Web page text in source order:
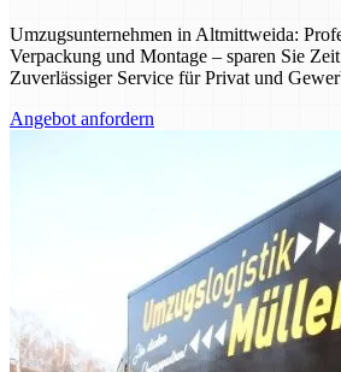
Umzugsunternehmen in Altmittweida:
Verpackung und Montage – sparen Sie
Zuverlässiger Service für Privat und
Angebot anfordern